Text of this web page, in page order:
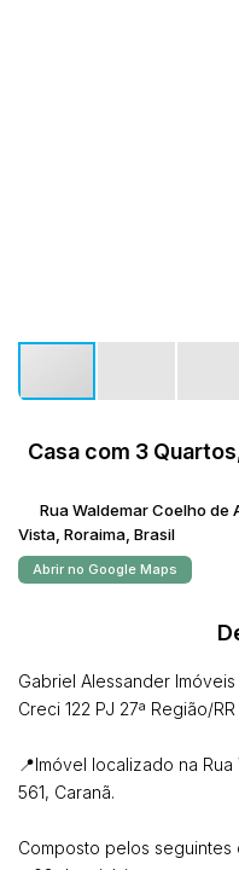
Casa com 3
Rua Waldemar Coelho de
Vista Roraima Brasil
Abrir no Google Maps
Gabriel Alessander Imóveis
Creci 122 PJ 27ª Região/RR
📍Imóvel localizado na
561, Caranã.
Composto pelos seguintes